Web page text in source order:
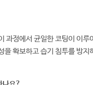
과정에서 균일한 코팅이 이루
을 확보하고 습기 침투를 방지